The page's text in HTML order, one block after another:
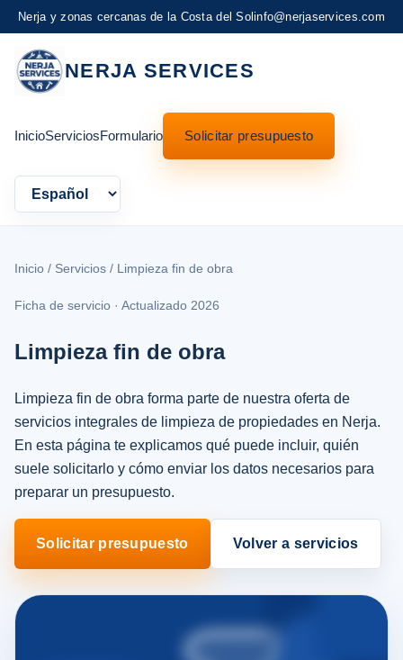
Nerja y zonas cercanas de la Costa del Solinfo@nerjaservices.com
NERJA SERVICES
InicioServiciosFormulario Solicitar presupuesto
Language
Inicio / Servicios / Limpieza fin de obra
Ficha de servicio · Actualizado 2026
Limpieza fin de obra
Limpieza fin de obra forma parte de nuestra oferta de
servicios integrales de limpieza de propiedades en Nerja.
En esta página te explicamos qué puede incluir, quién
suele solicitarlo y cómo enviar los datos necesarios para
preparar un presupuesto.
Solicitar presupuesto Volver a servicios